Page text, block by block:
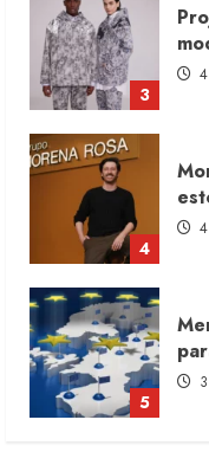
3
4
5